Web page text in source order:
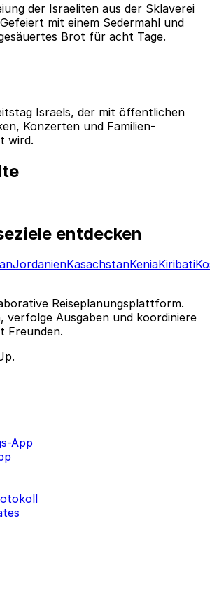
der Israeliten aus der Sklaverei
mit einem Sedermahl und
Brot für acht Tage.
Israels, der mit öffentlichen
Konzerten und Familien-
wird.
entdecken
JordanienKasachstanKeniaKiribati
Reiseplanungsplattform.
verfolge Ausgaben und koordiniere
Freunden.
App